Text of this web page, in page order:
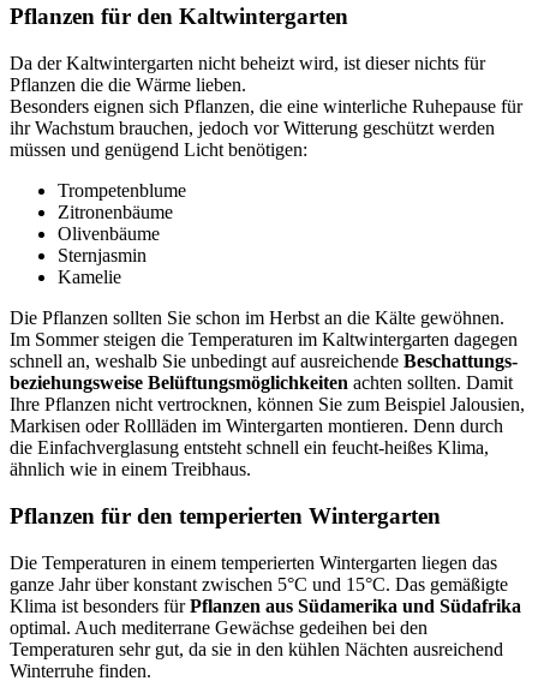
Pflanzen für den Kaltwintergarten
Da der Kaltwintergarten nicht beheizt wird, ist dieser nichts für
Pflanzen die die Wärme lieben.
Besonders eignen sich Pflanzen, die eine winterliche Ruhepause für
ihr Wachstum brauchen, jedoch vor Witterung geschützt werden
müssen und genügend Licht benötigen:
Trompetenblume
Zitronenbäume
Olivenbäume
Sternjasmin
Kamelie
Die Pflanzen sollten Sie schon im Herbst an die Kälte gewöhnen.
Im Sommer steigen die Temperaturen im Kaltwintergarten dagegen
schnell an, weshalb Sie unbedingt auf ausreichende Beschattungs-
beziehungsweise Belüftungsmöglichkeiten achten sollten. Damit
Ihre Pflanzen nicht vertrocknen, können Sie zum Beispiel Jalousien,
Markisen oder Rollläden im Wintergarten montieren. Denn durch
die Einfachverglasung entsteht schnell ein feucht-heißes Klima,
ähnlich wie in einem Treibhaus.
Pflanzen für den temperierten Wintergarten
Die Temperaturen in einem temperierten Wintergarten liegen das
ganze Jahr über konstant zwischen 5°C und 15°C. Das gemäßigte
Klima ist besonders fürPflanzen aus Südamerika und Südafrika
optimal. Auch mediterrane Gewächse gedeihen bei den
Temperaturen sehr gut, da sie in den kühlen Nächten ausreichend
Winterruhe finden.